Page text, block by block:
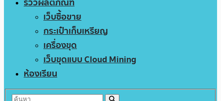
เว็บซื้อขาย
กระเป๋าเก็บเหรียญ
เครื่องขุด
เว็บขุดแบบ Cloud Mining
ห้องเรียน